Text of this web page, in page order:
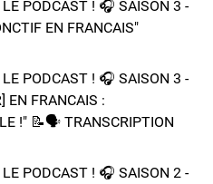
PODCAST ! 🎧 SAISON 3 -
EN FRANCAIS"
PODCAST ! 🎧 SAISON 3 -
EN FRANCAIS :
!" 📝​🗣️​​​​ TRANSCRIPTION
PODCAST ! 🎧 SAISON 2 -